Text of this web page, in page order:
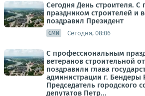
Сегодня День строителя.
праздником строителей и
поздравил Президент
СМИ Сегодня, 08:06
С профессиональным
ветеранов строительной
поздравили глава
администрации г. Бендеры
Председатель городского
депутатов Петр...